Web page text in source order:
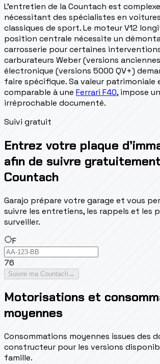
L'entretien de la Countach est
nécessitant des spécialistes en
classiques de sport. Le moteur V12
position centrale nécessite un
carrosserie pour certaines
carburateurs Weber (versions
électronique (versions 5000 QV+)
faire spécifique. Sa valeur patrimoniale
comparable à une Ferrari F40, impose
irréprochable documenté.
Suivi gratuit
Entrez votre plaque
afin de suivre
Countach
Garajo prépare votre garage et vous
suivre les entretiens, les rappels et les
surveiller.
F
76
Suivre ma Countach →
Motorisations et
moyennes
Consommations moyennes issues des
constructeur pour les versions
famille.